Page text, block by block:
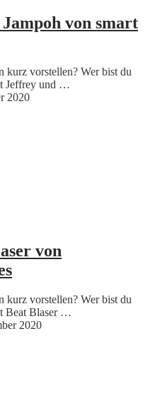
von smart
kurz vorstellen? Wer bist du
Jeffrey und …
2020
von
kurz vorstellen? Wer bist du
Beat Blaser …
2020